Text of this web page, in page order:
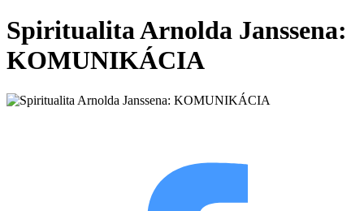
Spiritualita Arnolda Janssena:
KOMUNIKÁCIA